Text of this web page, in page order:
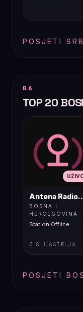
POSJETI
BA
TOP 20
Antena Radio,
BOSNA I
HERCEGOVINA
Station Offline
0 SLUŠATELJA
POSJETI